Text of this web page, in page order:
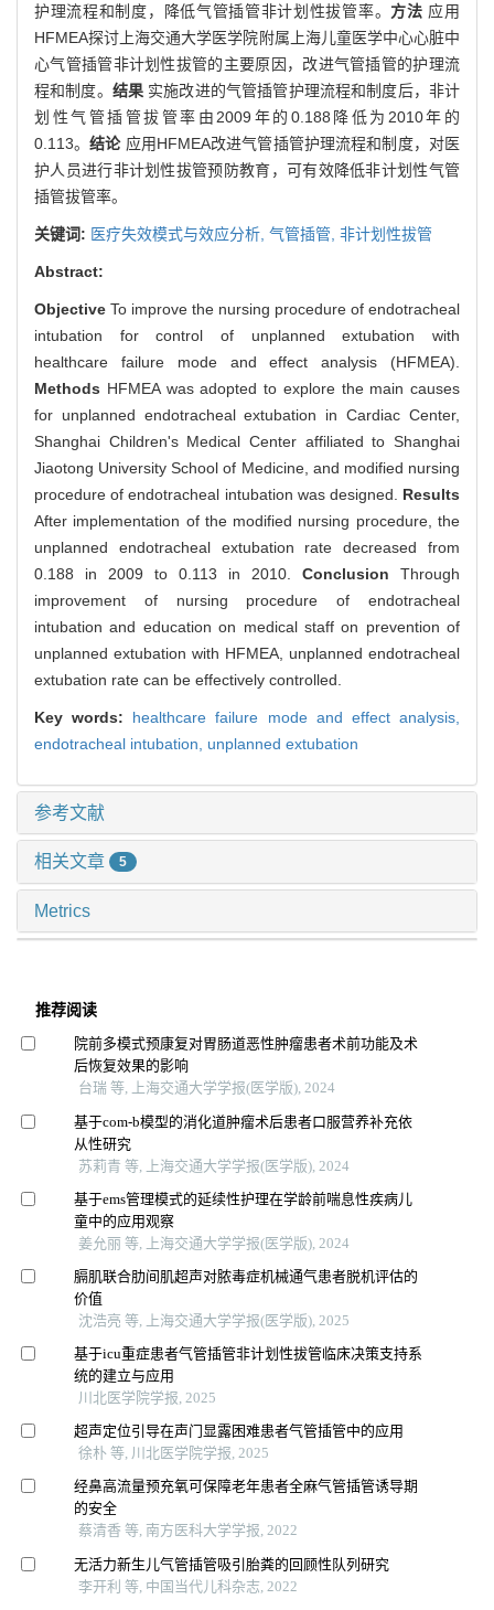
护理流程和制度，降低气管插管非计划性拔管率。 方法 应用
HFMEA探讨上海交通大学医学院附属上海儿童医学中心心脏中
心气管插管非计划性拔管的主要原因，改进气管插管的护理流
程和制度。 结果 实施改进的气管插管护理流程和制度后，非计
划性气管插管拔管率由2009年的0.188降低为2010年的
0.113。结论 应用HFMEA改进气管插管护理流程和制度，对医
护人员进行非计划性拔管预防教育，可有效降低非计划性气管
插管拔管率。
关键词: 医疗失效模式与效应分析, 气管插管, 非计划性拔管
Abstract:
Objective To improve the nursing procedure of endotracheal
intubation for control of unplanned extubation with
healthcare failure mode and effect analysis (HFMEA).
Methods HFMEA was adopted to explore the main causes
for unplanned endotracheal extubation in Cardiac Center,
Shanghai Children's Medical Center affiliated to Shanghai
Jiaotong University School of Medicine, and modified nursing
procedure of endotracheal intubation was designed. Results
After implementation of the modified nursing procedure, the
unplanned endotracheal extubation rate decreased from
0.188 in 2009 to 0.113 in 2010. Conclusion Through
improvement of nursing procedure of endotracheal
intubation and education on medical staff on prevention of
unplanned extubation with HFMEA, unplanned endotracheal
extubation rate can be effectively controlled.
Key words: healthcare failure mode and effect analysis,
endotracheal intubation, unplanned extubation
参考文献
相关文章 5
Metrics
推荐阅读
院前多模式预康复对胃肠道恶性肿瘤患者术前功能及术
后恢复效果的影响
台瑞 等, 上海交通大学学报(医学版), 2024
基于com-b模型的消化道肿瘤术后患者口服营养补充依
从性研究
苏莉青 等, 上海交通大学学报(医学版), 2024
基于ems管理模式的延续性护理在学龄前喘息性疾病儿
童中的应用观察
姜允丽 等, 上海交通大学学报(医学版), 2024
膈肌联合肋间肌超声对脓毒症机械通气患者脱机评估的
价值
沈浩亮 等, 上海交通大学学报(医学版), 2025
基于icu重症患者气管插管非计划性拔管临床决策支持系
统的建立与应用
川北医学院学报, 2025
超声定位引导在声门显露困难患者气管插管中的应用
徐朴 等, 川北医学院学报, 2025
经鼻高流量预充氧可保障老年患者全麻气管插管诱导期
的安全
蔡清香 等, 南方医科大学学报, 2022
无活力新生儿气管插管吸引胎粪的回顾性队列研究
李开利 等, 中国当代儿科杂志, 2022